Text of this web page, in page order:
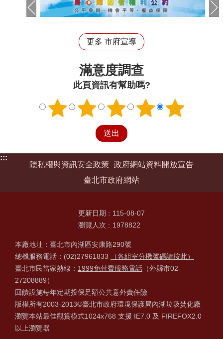
更多 市府宣導
滿意度調查
此頁資訊有幫助嗎?
:::
隱私權與資訊安全政策 政府網站資料開放宣告
臺北市政府網站
更新日期
115-08-07
瀏覽人次
1978822
本廠地址：臺北市內湖區安康路290號
總機服務電話：(02)27961833
（各組室分機號碼請按此）
臺北市民當家熱線： 1999免付費服務電話 （外縣市02-
27208889）
回饋設施每年定期投保足額公共意外責任險
版權所有2003-2013©臺北市政府環境保護局內湖垃圾焚化廠
瀏覽本站最佳觀賞模式1024x768 支援 IE7.0 及 FIREFOX2.0
以上瀏覽器